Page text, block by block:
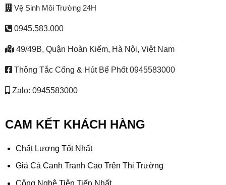
Vệ Sinh Môi Trường 24H
0945.583.000
49/49B, Quận Hoàn Kiếm, Hà Nội, Việt Nam
Thông Tắc Cống & Hút Bể Phốt 0945583000
Zalo: 0945583000
CAM KẾT KHÁCH HÀNG
Chất Lượng Tốt Nhất
Giá Cả Cạnh Tranh Cao Trên Thị Trường
Công Nghệ Tiên Tiến Nhất